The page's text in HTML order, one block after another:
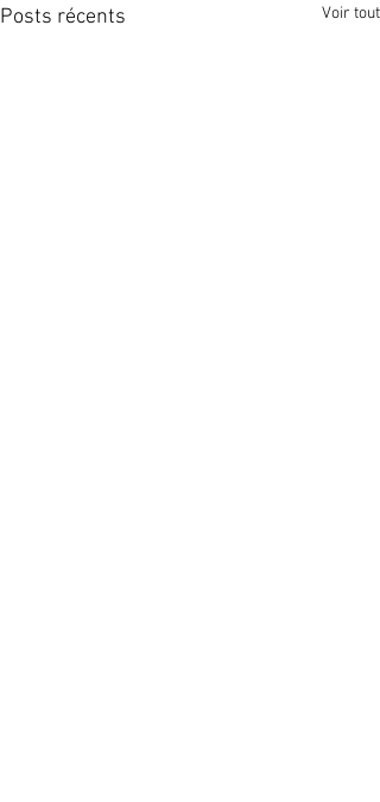
Posts récents Voir tout